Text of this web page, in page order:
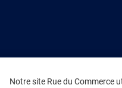
Notre site Rue du Commerce
NOUS REJOINDRE